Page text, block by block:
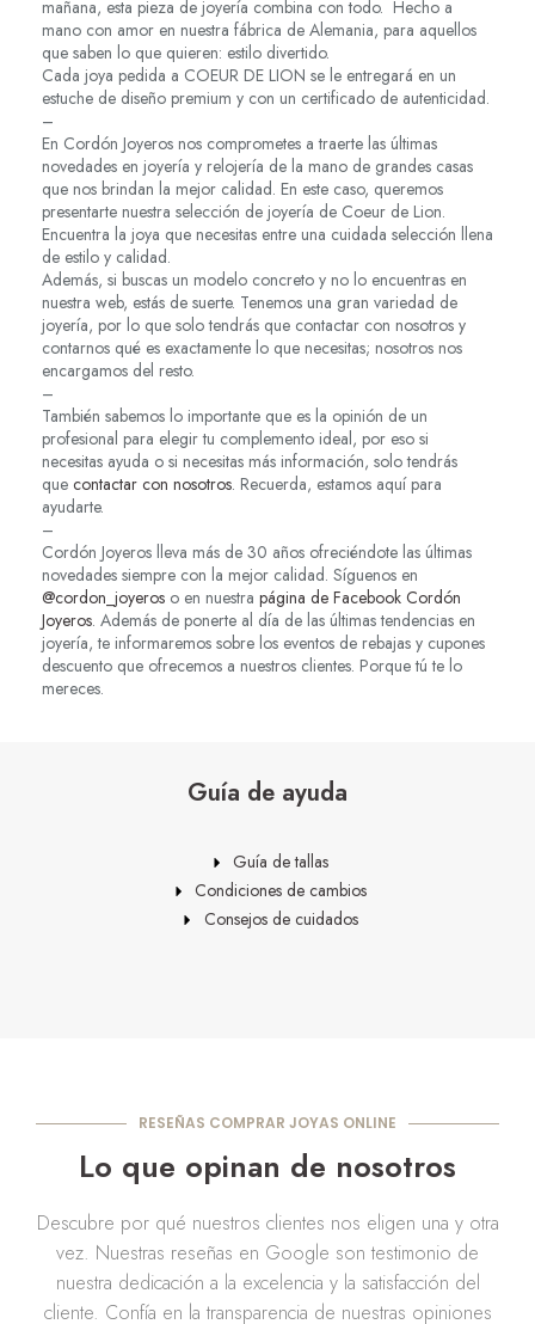
mañana, esta pieza de joyería combina con todo. Hecho a
mano con amor en nuestra fábrica de Alemania, para aquellos
que saben lo que quieren: estilo divertido.
Cada joya pedida a COEUR DE LION se le entregará en un
estuche de diseño premium y con un certificado de autenticidad.
–
En Cordón Joyeros nos comprometes a traerte las últimas
novedades en joyería y relojería de la mano de grandes casas
que nos brindan la mejor calidad. En este caso, queremos
presentarte nuestra selección de joyería de Coeur de Lion.
Encuentra la joya que necesitas entre una cuidada selección llena
de estilo y calidad.
Además, si buscas un modelo concreto y no lo encuentras en
nuestra web, estás de suerte. Tenemos una gran variedad de
joyería, por lo que solo tendrás que contactar con nosotros y
contarnos qué es exactamente lo que necesitas; nosotros nos
encargamos del resto.
–
También sabemos lo importante que es la opinión de un
profesional para elegir tu complemento ideal, por eso si
necesitas ayuda o si necesitas más información, solo tendrás
que contactar con nosotros. Recuerda, estamos aquí para
ayudarte.
–
Cordón Joyeros lleva más de 30 años ofreciéndote las últimas
novedades siempre con la mejor calidad. Síguenos en
@cordon_joyeros o en nuestra página de Facebook Cordón
Joyeros. Además de ponerte al día de las últimas tendencias en
joyería, te informaremos sobre los eventos de rebajas y cupones
descuento que ofrecemos a nuestros clientes. Porque tú te lo
mereces.
Guía de ayuda
Guía de tallas
Condiciones de cambios
Consejos de cuidados
RESEÑAS COMPRAR JOYAS ONLINE
Lo que opinan de nosotros
Descubre por qué nuestros clientes nos eligen una y otra
vez. Nuestras reseñas en Google son testimonio de
nuestra dedicación a la excelencia y la satisfacción del
cliente. Confía en la transparencia de nuestras opiniones